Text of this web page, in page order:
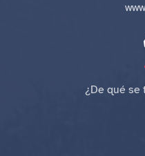
¿De qué se